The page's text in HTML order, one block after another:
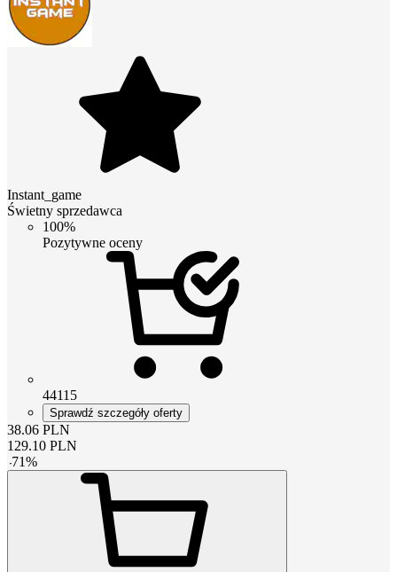
Instant_game
Świetny sprzedawca
100%
Pozytywne oceny
44115
Sprawdź szczegóły oferty
38.06 PLN
129.10 PLN
-71%